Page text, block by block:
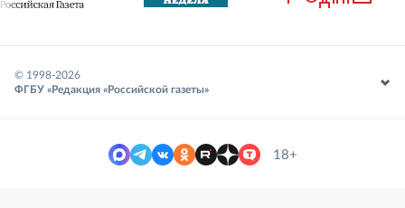
© 1998-2026
ФГБУ «Редакция «Российской газеты»
18+